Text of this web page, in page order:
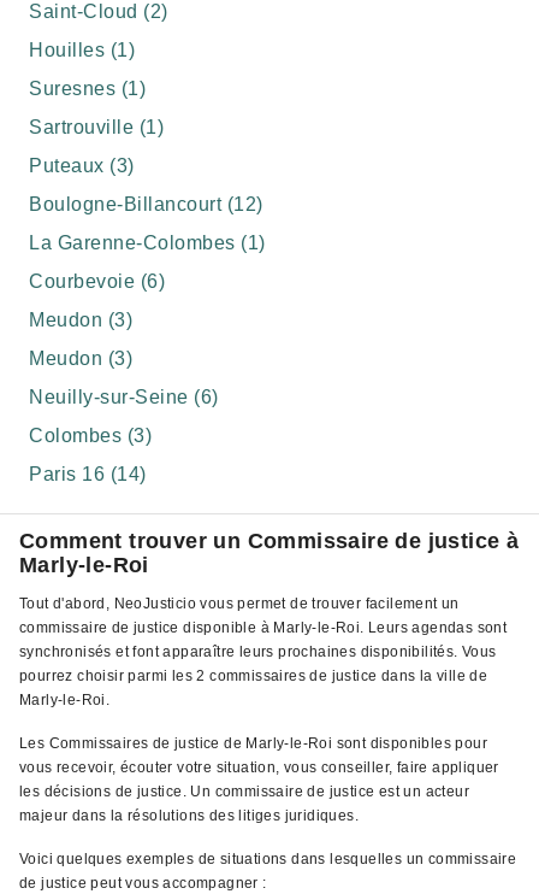
Saint-Cloud (2)
Houilles (1)
Suresnes (1)
Sartrouville (1)
Puteaux (3)
Boulogne-Billancourt (12)
La Garenne-Colombes (1)
Courbevoie (6)
Meudon (3)
Meudon (3)
Neuilly-sur-Seine (6)
Colombes (3)
Paris 16 (14)
Comment trouver un Commissaire de justice à
Marly-le-Roi
Tout d'abord, NeoJusticio vous permet de trouver facilement un
commissaire de justice disponible à Marly-le-Roi. Leurs agendas sont
synchronisés et font apparaître leurs prochaines disponibilités. Vous
pourrez choisir parmi les 2 commissaires de justice dans la ville de
Marly-le-Roi.
Les Commissaires de justice de Marly-le-Roi sont disponibles pour
vous recevoir, écouter votre situation, vous conseiller, faire appliquer
les décisions de justice. Un commissaire de justice est un acteur
majeur dans la résolutions des litiges juridiques.
Voici quelques exemples de situations dans lesquelles un commissaire
de justice peut vous accompagner :